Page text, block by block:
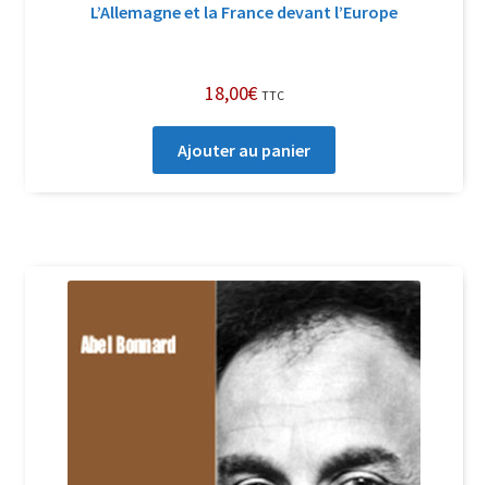
L’Allemagne et la France devant l’Europe
18,00€ TTC
Ajouter au panier